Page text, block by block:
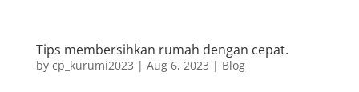
Tips membersihkan rumah dengan cepat.
by cp_kurumi2023 | Aug 6, 2023 | Blog